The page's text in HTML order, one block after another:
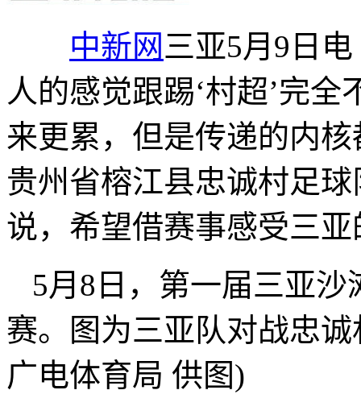
中新网三亚5月9日
人的感觉跟踢‘村超’完
来更累，但是传递的内
贵州省榕江县忠诚村足
说，希望借赛事感受三
5月8日，第一届三亚
赛。图为三亚队对战忠
广电体育局 供图)